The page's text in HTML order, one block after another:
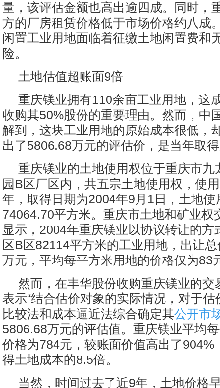
量，该评估金额也高出逾四成。同时，
方的厂房租赁价格低于市场价格约八成
闲置工业用地面临着征缴土地闲置费和
险。
土地估值超账面9倍
重庆镁业拥有110余亩工业用地，这
收购其50%股份的重要理由。然而，中
解到，这块工业用地的原始成本很低，
出了5806.68万元的评估价，是当年取
重庆镁业的土地使用权位于重庆市九
园B区厂区内，共五宗土地使用权，使
年，取得日期为2004年9月1日，土地使
74064.70平方米。重庆市土地和矿业权
显示，2004年重庆镁业以协议转让的方
区B区82114平方米的工业用地，出让
万元，平均每平方米用地的价格仅为83
然而，在丰华股份收购重庆镁业的交
表示“结合估价对象的实际情况，对于
比较法和成本逼近法综合确定其公开市
5806.68万元的评估值。重庆镁业平均
价格为784元，较账面价值高出了904%
得土地成本的8.5倍。
当然，时间过去了近9年，土地价格